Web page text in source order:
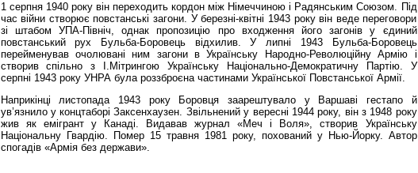
1 серпня 1940 року він переходить кордон між Німеччиною і Радянським Союзом. Під
час війни створює повстанські загони. У березні-квітні 1943 року він веде переговори
зі штабом УПА-Північ, однак пропозицію про входження його загонів у єдиний
повстанський рух Бульба-Боровець відхилив. У липні 1943 Бульба-Боровець
перейменував очолювані ним загони в Українську Народно-Революційну Армію і
створив спільно з І.Мітрингою Українську Національно-Демократичну Партію. У
серпні 1943 року УНРА була роззброєна частинами Української Повстанської Армії.
Наприкінці листопада 1943 року Боровця заарештувало у Варшаві гестапо й
ув’язнило у концтаборі Заксенхаузен. Звільнений у вересні 1944 року, він з 1948 року
жив як емігрант у Канаді. Видавав журнал «Меч і Воля», створив Українську
Національну Гвардію. Помер 15 травня 1981 року, похований у Нью-Йорку. Автор
спогадів «Армія без держави».